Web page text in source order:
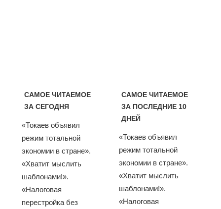
САМОЕ ЧИТАЕМОЕ
ЗА СЕГОДНЯ
«Токаев объявил
режим тотальной
экономии в стране».
«Хватит мыслить
шаблонами!».
«Налоговая
перестройка без
САМОЕ ЧИТАЕМОЕ
ЗА ПОСЛЕДНИЕ 10
ДНЕЙ
«Токаев объявил
режим тотальной
экономии в стране».
«Хватит мыслить
шаблонами!».
«Налоговая